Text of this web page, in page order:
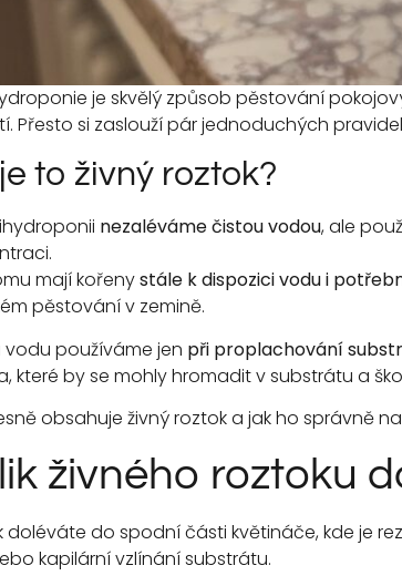
je skvělý způsob pěstování
Přesto si zaslouží pár jednoduchých
to živný roztok?
nezaléváme čistou vodou, ale
mají kořenystále k dispozici vodu i
pěstování v zemině.
vodu používáme jen při proplachování
které by se mohly hromadit v substrátu a
obsahuje živný roztok a jak ho správně
živného roztoku
doléváte do spodní části květináče, kde je
kapilární vzlínání substrátu.